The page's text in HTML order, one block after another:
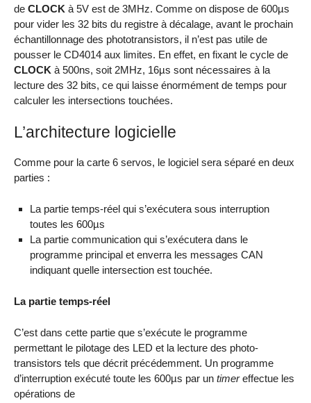
de CLOCK à 5V est de 3MHz. Comme on dispose de 600µs
pour vider les 32 bits du registre à décalage, avant le prochain
échantillonnage des phototransistors, il n’est pas utile de
pousser le CD4014 aux limites. En effet, en fixant le cycle de
CLOCK à 500ns, soit 2MHz, 16µs sont nécessaires à la
lecture des 32 bits, ce qui laisse énormément de temps pour
calculer les intersections touchées.
L’architecture logicielle
Comme pour la carte 6 servos, le logiciel sera séparé en deux
parties :
La partie temps-réel qui s’exécutera sous interruption
toutes les 600µs
La partie communication qui s’exécutera dans le
programme principal et enverra les messages CAN
indiquant quelle intersection est touchée.
La partie temps-réel
C’est dans cette partie que s’exécute le programme
permettant le pilotage des LED et la lecture des photo-
transistors tels que décrit précédemment. Un programme
d’interruption exécuté toute les 600µs par un timereffectue les
opérations de